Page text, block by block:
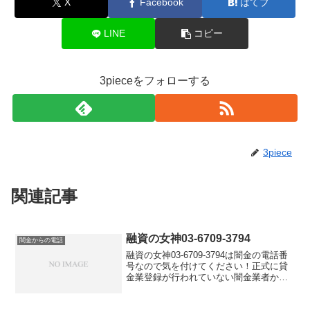
LINE コピー
3pieceをフォローする
3piece
関連記事
闇金からの電話 融資の女神03-6709-3794
融資の女神03-6709-3794は闇金の電話番
号なので気を付けてください！正式に貸
金業登録が行われていない闇金業者から